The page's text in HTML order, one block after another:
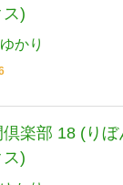
ス)
かり
楽部 18 (りぼ
ス)